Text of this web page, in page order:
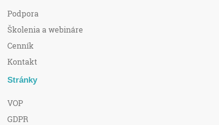
Podpora
Školenia a webináre
Cenník
Kontakt
Stránky
VOP
GDPR